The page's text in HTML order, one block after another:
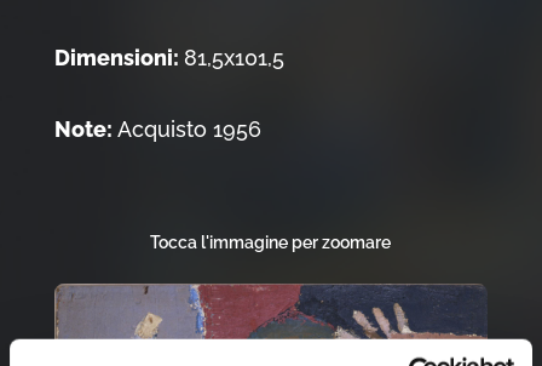
Dimensioni: 81,5x101,5
Note: Acquisto 1956
Tocca l'immagine per zoomare